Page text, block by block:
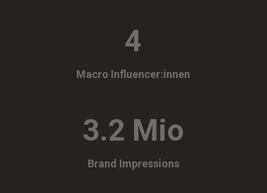
4
Macro Influencer:innen
3.2 Mio
Brand Impressions